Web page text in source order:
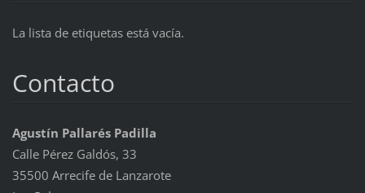
La lista de etiquetas está vacía.
Contacto
Agustín Pallarés Padilla
Calle Pérez Galdós, 33
35500 Arrecife de Lanzarote